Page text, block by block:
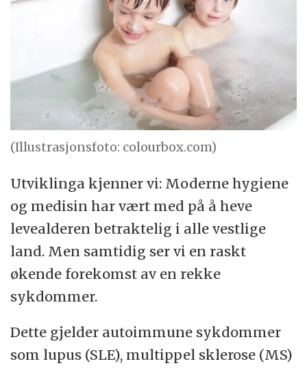
(Illustrasjonsfoto: colourbox.com)
Utviklinga kjenner vi: Moderne hygiene
og medisin har vært med på å heve
levealderen betraktelig i alle vestlige
land. Men samtidig ser vi en raskt
økende forekomst av en rekke
sykdommer.
Dette gjelder autoimmune sykdommer
som lupus (SLE), multippel sklerose (MS)